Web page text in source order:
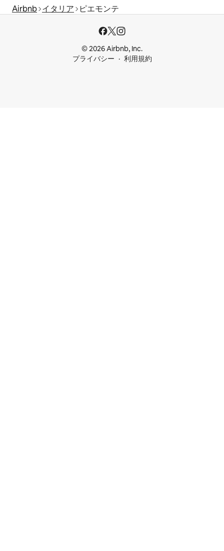
Airbnb イタリア ピエモンテ
© 2026 Airbnb, Inc.
プライバシー
利用規約